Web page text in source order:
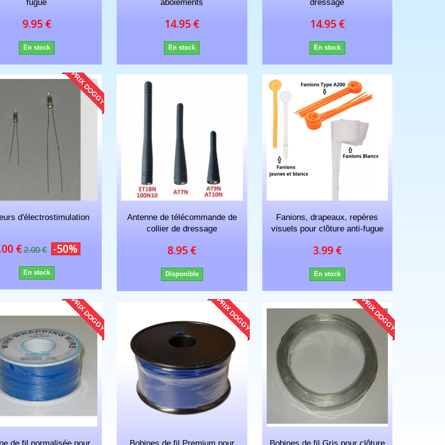
fugue
9.95 €
En stock
aboiements
14.95 €
En stock
dressage
14.95 €
En stock
PRIX DOGGY
d'électrostimulation
€ 2.00 € -50%
En stock
Antenne de télécommande de
collier de dressage
8.95 €
Disponible
Fanions, drapeaux, repères
visuels pour clôture anti-fugue
3.99 €
En stock
PRIX DOGGY PRIX DOGGY PRIX DOGGY